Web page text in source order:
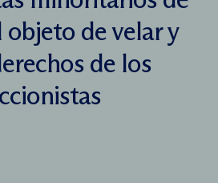
de velar y
de los